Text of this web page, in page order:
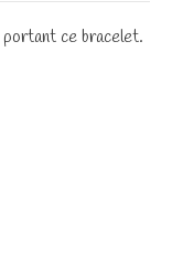
ce bracelet.